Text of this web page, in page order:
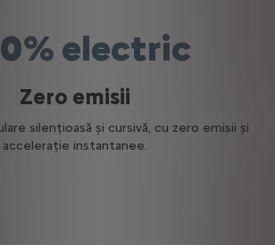
electric
Zero emisii
silențioasă și cursivă, cu zero emisii și
accelerație instantanee.